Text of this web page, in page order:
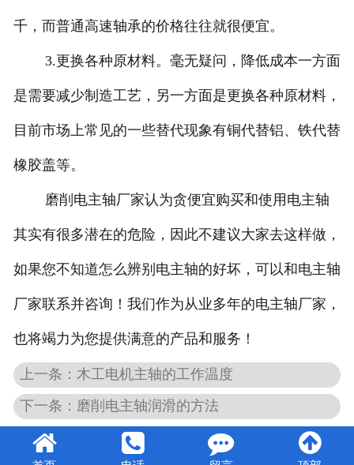
千，而普通高速轴承的价格往往就很便宜。
3.更换各种原材料。毫无疑问，降低成本一方面
是需要减少制造工艺，另一方面是更换各种原材料，
目前市场上常见的一些替代现象有铜代替铝、铁代替
橡胶盖等。
磨削电主轴厂家认为贪便宜购买和使用电主轴
其实有很多潜在的危险，因此不建议大家去这样做，
如果您不知道怎么辨别电主轴的好坏，可以和电主轴
厂家联系并咨询！我们作为从业多年的电主轴厂家，
也将竭力为您提供满意的产品和服务！
上一条：木工电机主轴的工作温度
下一条：磨削电主轴润滑的方法